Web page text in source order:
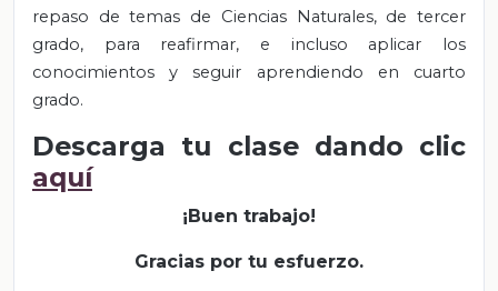
repaso de temas de Ciencias Naturales, de tercer
grado, para reafirmar, e incluso aplicar los
conocimientos y seguir aprendiendo en cuarto
grado.
Descarga tu clase dando clic
aquí
¡Buen trabajo!
Gracias por tu esfuerzo.